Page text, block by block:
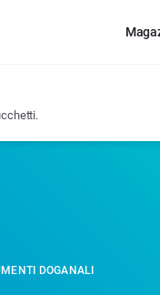
DOGANALI